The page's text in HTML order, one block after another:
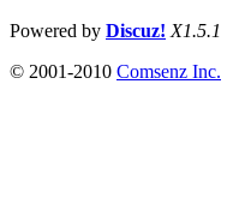
Powered by Discuz! X1.5.1
© 2001-2010 Comsenz Inc.